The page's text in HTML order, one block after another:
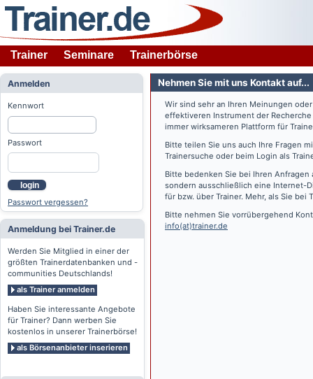
Trainer Seminare Trainerbörse
Anmelden
Kennwort
Passwort
login
Passwort vergessen?
Anmeldung bei Trainer.de
Werden Sie Mitglied in einer der
größten Trainerdatenbanken und -
communities Deutschlands!
als Trainer anmelden
Haben Sie interessante Angebote
für Trainer? Dann werben Sie
kostenlos in unserer Trainerbörse!
als Börsenanbieter inserieren
Nehmen Sie mit uns Kontakt auf...
Wir sind sehr an Ihren Meinungen
effektiveren Instrument der
immer wirksameren Plattform für
Bitte teilen Sie uns auch Ihre Fragen
Trainersuche oder beim Login als
Bitte bedenken Sie bei Ihren
sondern ausschließlich eine Internet-
für bzw. über Trainer. Mehr, als Sie bei
Bitte nehmen Sie vorrübergehend
info(at)trainer.de